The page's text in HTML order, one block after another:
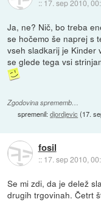
:: 17. sep 2010,
Ja, ne? Nič, bo treba
se hočemo še naprej s
vseh sladkarij je Kinder
se glede tega vsi
Zgodovina sprememb…
spremenil:djordjevic (17.
fosil
:: 17. sep 2010,
Se mi zdi, da je delež
drugih trgovinah. Četrt